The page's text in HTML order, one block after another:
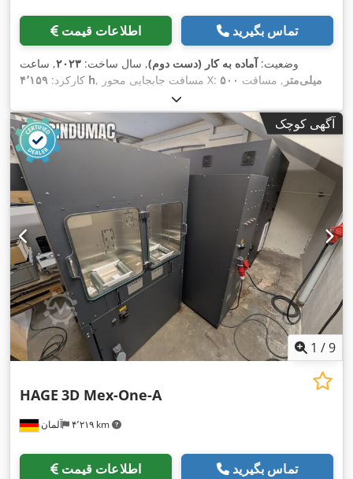
اطلاعات قیمت تماس بگیرید
وضعیت:آماده به کار (دست دوم), سال ساخت: ۲۰۲۳, ساعت
کارکرد: ۴٬۱۵۹ h , مسافت جابجایی محور X: ۵۰۰ میلی‌متر , مسافت
میلی‌متر, تعداد محور:۳ ,
آگهی کوچک
1 /9
آلمان ۴٬۲۱۹ km
HAGE 3D Mex-One-A
اطلاعات قیمت تماس بگیرید